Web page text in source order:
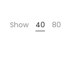
Show 40 80